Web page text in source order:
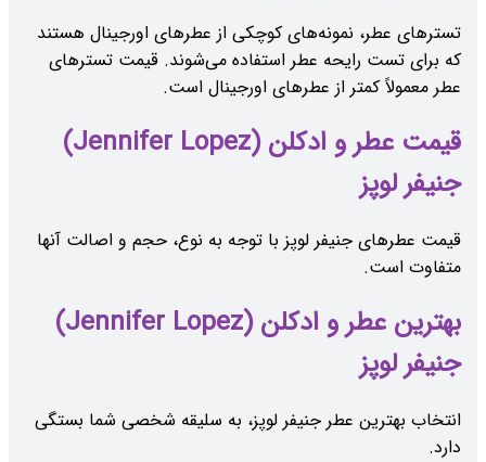
تسترهای عطر، نمونه‌های کوچکی از عطرهای اورجینال هستند
که برای تست رایحه عطر استفاده می‌شوند. قیمت تسترهای
عطر معمولاً کمتر از عطرهای اورجینال است.
قیمت عطر و ادکلن (Jennifer Lopez)
جنیفر لوپز
قیمت عطرهای جنیفر لوپز با توجه به نوع، حجم و اصالت آنها
متفاوت است.
بهترین عطر و ادکلن (Jennifer Lopez)
جنیفر لوپز
انتخاب بهترین عطر جنیفر لوپز، به سلیقه شخصی شما بستگی
دارد.